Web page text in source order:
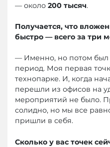
— около 200 тысяч.
Получается, что
быстро — всего за три
— Именно, но потом был
период. Моя первая
технопарке. И, когда
перешли из офисов на
мероприятий не было.
солидно, но мы все
пришли в себя.
Сколько у вас точек